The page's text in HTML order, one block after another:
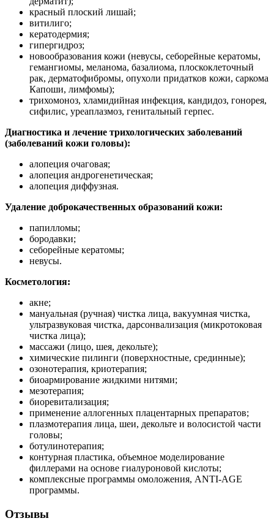
красный плоский лишай;
витилиго;
кератодермия;
гипергидроз;
новообразования кожи (невусы, себорейные кератомы,
гемангиомы, меланома, базалиома, плоскоклеточный
рак, дерматофибромы, опухоли придатков кожи, саркома
Капоши, лимфомы);
трихомоноз, хламидийная инфекция, кандидоз, гонорея,
сифилис, уреаплазмоз, генитальный герпес.
Диагностика и лечение трихологических заболеваний
(заболеваний кожи головы):
алопеция очаговая;
алопеция андрогенетическая;
алопеция диффузная.
Удаление доброкачественных образований кожи:
папилломы;
бородавки;
себорейные кератомы;
невусы.
Косметология:
акне;
мануальная (ручная) чистка лица, вакуумная чистка,
ультразвуковая чистка, дарсонвализация (микротоковая
чистка лица);
массажи (лицо, шея, декольте);
химические пилинги (поверхностные, срединные);
озонотерапия, криотерапия;
биоармирование жидкими нитями;
мезотерапия;
биоревитализация;
применение аллогенных плацентарных препаратов;
плазмотерапия лица, шеи, декольте и волосистой части
головы;
ботулинотерапия;
контурная пластика, объемное моделирование
филлерами на основе гиалуроновой кислоты;
комплексные программы омоложения, ANTI-AGE
программы.
Отзывы